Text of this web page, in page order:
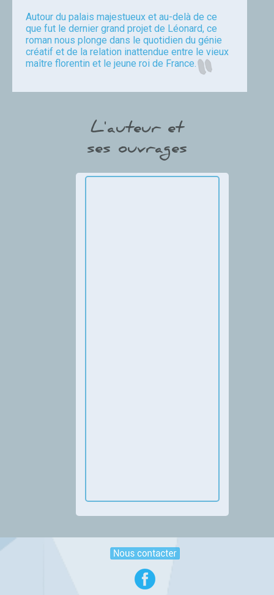
Autour du palais majestueux et au-delà de ce
que fut le dernier grand projet de Léonard, ce
roman nous plonge dans le quotidien du génie
créatif et de la relation inattendue entre le vieux
maître florentin et le jeune roi de France.
L'auteur et
ses ouvrages